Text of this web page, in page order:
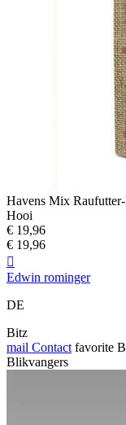
Havens Mix
Hooi
€ 19,96
€ 19,96

Edwin rominger
DE
Bitz
mail Contact favorite
Blikvangers